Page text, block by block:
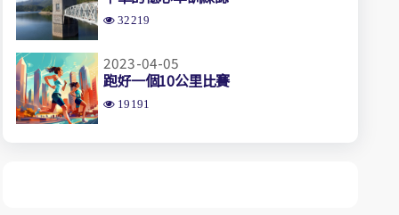
32219
2023-04-05
跑好一個10公里比賽
19191